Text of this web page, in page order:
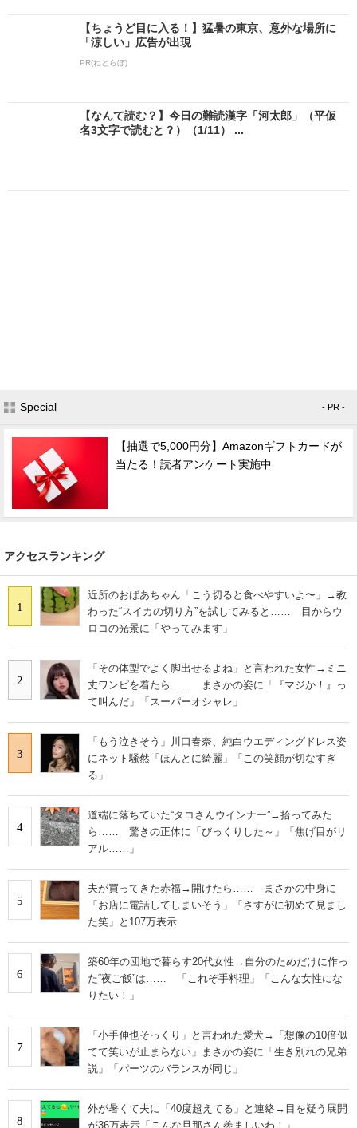
【ちょうど目に入る！】猛暑の東京、意外な場所に
「涼しい」広告が出現
PR(ねとらぼ)
【なんて読む？】今日の難読漢字「河太郎」（平仮
名3文字で読むと？）（1/11） ...
Special - PR -
【抽選で5,000円分】Amazonギフトカードが
当たる！読者アンケート実施中
アクセスランキング
1
近所のおばあちゃん「こう切ると食べやすいよ〜」→教
わった“スイカの切り方”を試してみると…… 目からウ
ロコの光景に「やってみます」
2
「その体型でよく脚出せるよね」と言われた女性→ミニ
丈ワンピを着たら…… まさかの姿に「『マジか！』っ
て叫んだ」「スーパーオシャレ」
3
「もう泣きそう」川口春奈、純白ウエディングドレス姿
にネット騒然「ほんとに綺麗」「この笑顔が切なすぎ
る」
4
道端に落ちていた“タコさんウインナー”→拾ってみた
ら…… 驚きの正体に「びっくりした～」「焦げ目がリ
アル……」
5
夫が買ってきた赤福→開けたら…… まさかの中身に
「お店に電話してしまいそう」「さすがに初めて見まし
た笑」と107万表示
6
築60年の団地で暮らす20代女性→自分のためだけに作っ
た“夜ご飯”は…… 「これぞ手料理」「こんな女性にな
りたい！」
7
「小手伸也そっくり」と言われた愛犬→「想像の10倍似
てて笑いが止まらない」まさかの姿に「生き別れの兄弟
説」「パーツのバランスが同じ」
8
外が暑くて夫に「40度超えてる」と連絡→目を疑う展開
が36万表示「こんな旦那さん羨ましいわ！」